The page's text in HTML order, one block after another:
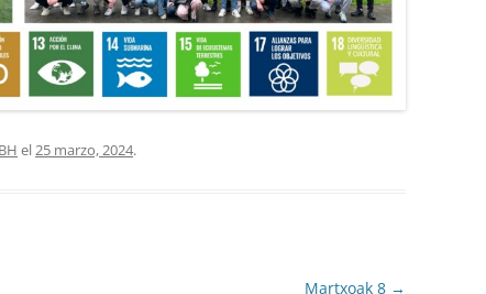
el25 marzo, 2024.
Martxoak 8 →